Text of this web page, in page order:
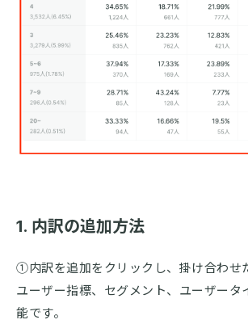
1. 内訳の追加方法
①内訳を追加をクリックし、掛け合わせ
ユーザー指標、セグメント、ユーザータ
能です。